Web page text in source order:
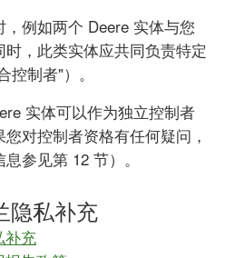
例如两个 Deere 实体与您
，此类实体应共同负责特定
制者"）。
实体可以作为独立控制者
对控制者资格有任何疑问，
参见第 12 节）。
隐私补充
补充